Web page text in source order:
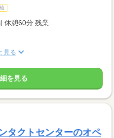
憩60分 残業...
見る
を見る
タクトセンターのオペ